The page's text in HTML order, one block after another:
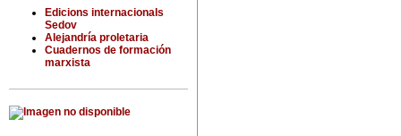
Edicions internacionals
Sedov
Alejandría proletaria
Cuadernos de formación
marxista